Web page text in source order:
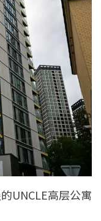
UNCLE高层公寓